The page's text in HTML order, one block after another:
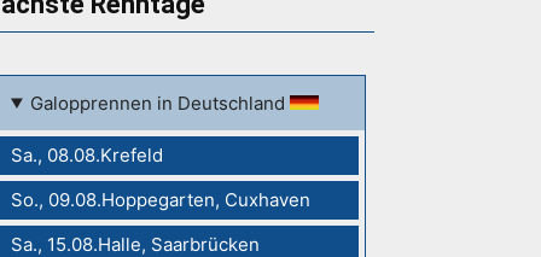
Galopprennen in Deutschland
Sa., 08.08.Krefeld
So., 09.08.Hoppegarten, Cuxhaven
Sa., 15.08.Halle, Saarbrücken